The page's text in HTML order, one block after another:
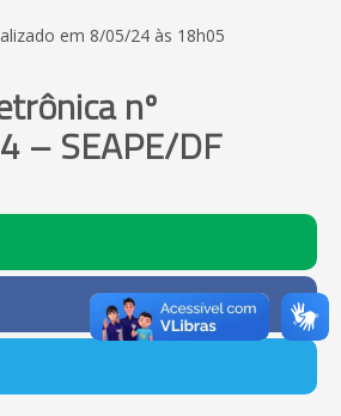
em 8/05/24 às 18h05
nº
– SEAPE/DF